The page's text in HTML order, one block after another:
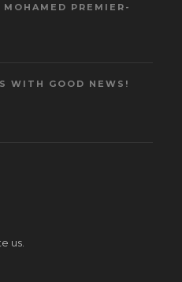
PREMIER-
WITH GOOD NEWS!
us.